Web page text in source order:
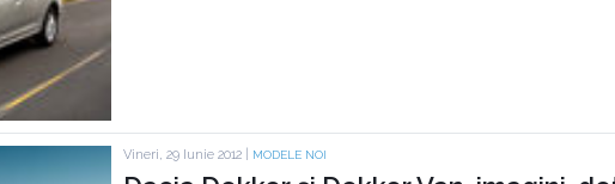
Vineri, 29 Iunie 2012 | MODELE NOI